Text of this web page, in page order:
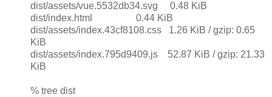
dist/assets/vue.5532db34.svg 0.48 KiB
dist/index.html 0.44 KiB
dist/assets/index.43cf8108.css 1.26 KiB / gzip: 0.65
KiB
dist/assets/index.795d9409.js 52.87 KiB / gzip: 21.33
KiB
% tree dist